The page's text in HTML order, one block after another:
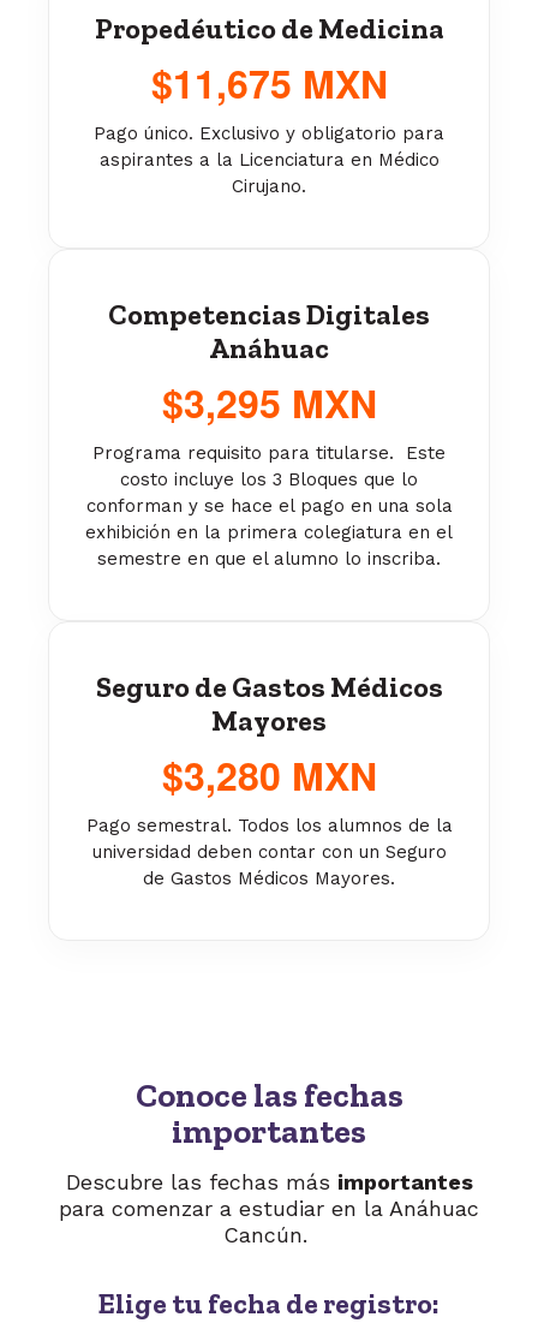
Propedéutico de Medicina
$11,675 MXN
Pago único. Exclusivo y obligatorio para
aspirantes a la Licenciatura en Médico
Cirujano.
Competencias Digitales
Anáhuac
$3,295 MXN
Programa requisito para titularse. Este
costo incluye los 3 Bloques que lo
conforman y se hace el pago en una sola
exhibición en la primera colegiatura en el
semestre en que el alumno lo inscriba.
Seguro de Gastos Médicos
Mayores
$3,280 MXN
Pago semestral. Todos los alumnos de la
universidad deben contar con un Seguro
de Gastos Médicos Mayores.
Conoce las fechas
importantes
Descubre las fechas más importantes
para comenzar a estudiar en la Anáhuac
Cancún.
Elige tu fecha de registro: